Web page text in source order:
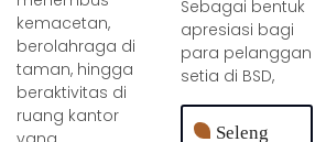
kemacetan,
berolahraga di
taman, hingga
beraktivitas di
ruang kantor
Sebagai bentuk
apresiasi bagi
para pelanggan
setia di BSD,
Seleng